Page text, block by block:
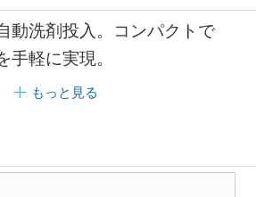
動洗剤投入。コンパクトで
手軽に実現。
もっと見る